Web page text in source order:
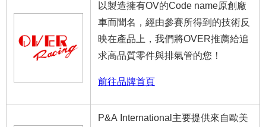
以製造擁有OV的Code name原創廠
車而聞名，經由參賽所得到的技術反
映在產品上，我們將OVER推薦給追
求高品質零件與排氣管的您！
前往品牌首頁
P&A International主要提供來自歐美